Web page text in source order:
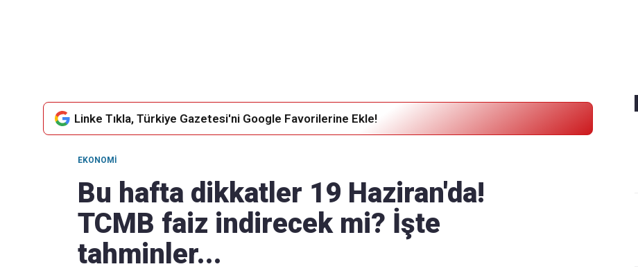
Linke Tıkla, Türkiye Gazetesi'ni Google Favorilerine Ekle!
EKONOMI
Bu hafta dikkatler 19 Haziran'da!
TCMB faiz indirecek mi? İşte
tahminler...